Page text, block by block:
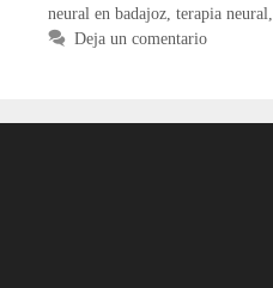
neural en badajoz, terapia neural,
Deja un comentario